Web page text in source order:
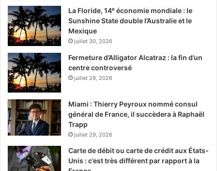
La Floride, 14ᵉ économie mondiale : le
Sunshine State double l’Australie et le
Mexique
juillet 30, 2026
Fermeture d’Alligator Alcatraz : la fin d’un
centre controversé
juillet 29, 2026
Miami : Thierry Peyroux nommé consul
général de France, il succèdera à Raphaël
Trapp
juillet 29, 2026
Carte de débit ou carte de crédit aux États-
Unis : c’est très différent par rapport à la